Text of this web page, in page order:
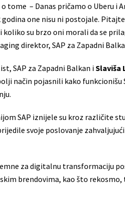
– Danas pričamo o Uberu i
one nisu ni postojale.
koliko su brzo oni morali da se
direktor, SAP za Zapadni
SAP za Zapadni Balkan iSlaviša
način pojasnili kako
SAP iznijele su kroz različite
svoje poslovanje
za digitalnu transformaciju
brendovima, kao što rekosmo,